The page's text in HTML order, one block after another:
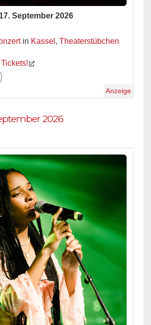
September 2026
in Kassel , Theaterstübchen
Tickets!
Anzeige
2026